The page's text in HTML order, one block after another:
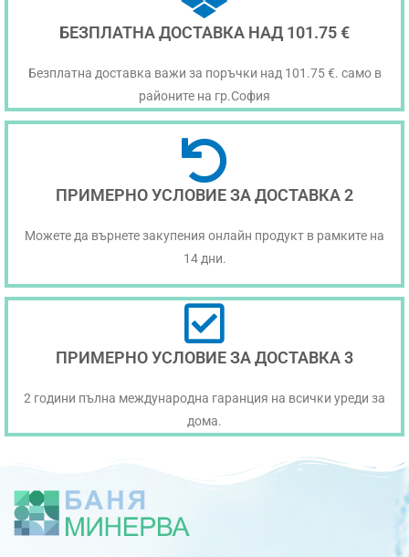
БЕЗПЛАТНА ДОСТАВКА НАД 101.75 €
Безплатна доставка важи за поръчки над 101.75 €. само в
районите на гр.София
ПРИМЕРНО УСЛОВИЕ ЗА ДОСТАВКА 2
Можете да върнете закупения онлайн продукт в рамките на
14 дни.
ПРИМЕРНО УСЛОВИЕ ЗА ДОСТАВКА 3
2 години пълна международна гаранция на всички уреди за
дома.